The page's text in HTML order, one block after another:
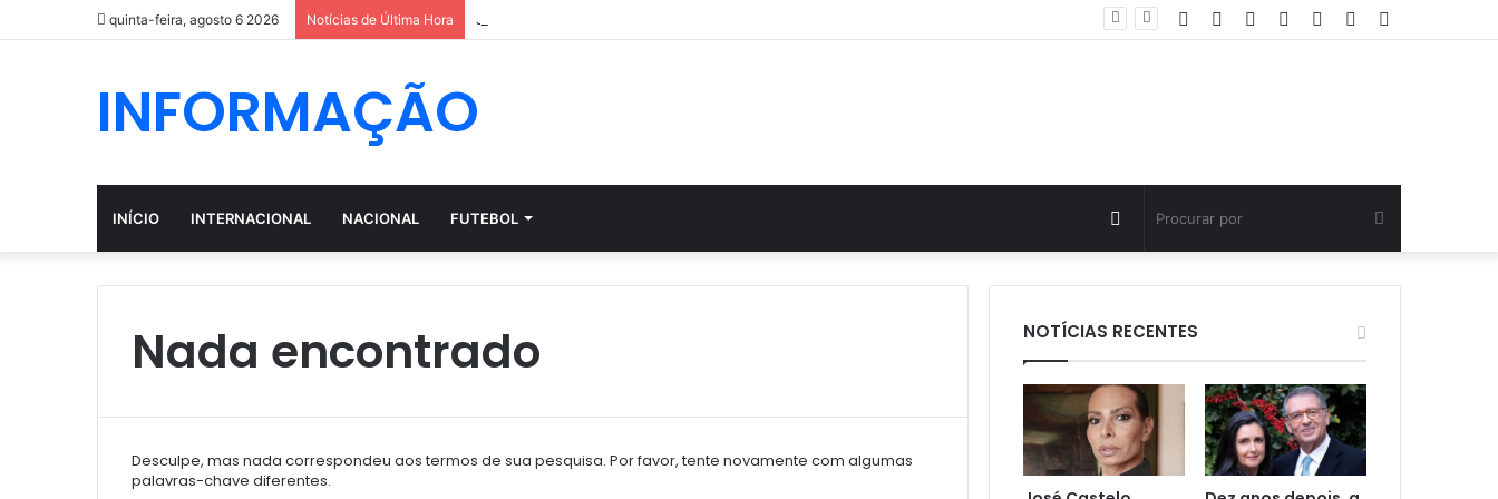
quinta-feira, agosto 6 2026 Notícias de Última Hora José Castelo Branco, de 63 anos, hospitalizado
Artigo
Entrar
Instagram
YouTube
Twitter
Facebook
INFORMAÇÃO
INÍCIO INTERNACIONAL NACIONAL FUTEBOL Procurar
por
Artigo
aleatório
Nada encontrado
Desculpe, mas nada correspondeu aos termos de sua pesquisa. Por favor, tente novamente com algumas
palavras-chave diferentes.
NOTÍCIAS RECENTES